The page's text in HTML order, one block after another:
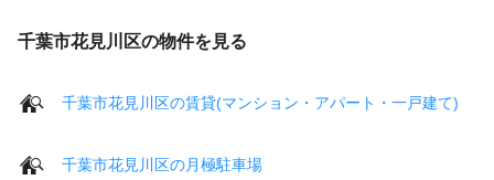
千葉市花見川区の物件を見る
千葉市花見川区の賃貸(マンション・アパート・一戸建て)
千葉市花見川区の月極駐車場